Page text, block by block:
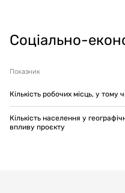
Соціально-
Показник
Кількість робочих місць, у тому
Кількість населення у
впливу проєкту